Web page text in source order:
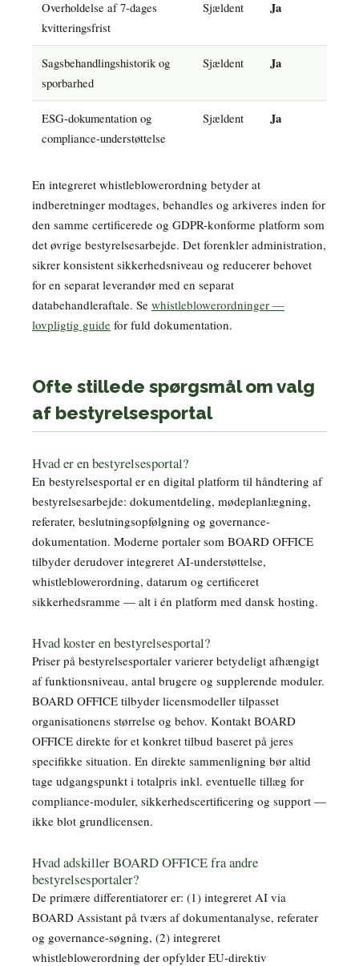
Overholdelse af 7-dages
kvitteringsfrist
Sjældent Ja
Sagsbehandlingshistorik og
sporbarhed
Sjældent Ja
ESG-dokumentation og
compliance-understøttelse
Sjældent Ja
En integreret whistleblowerordning betyder at
indberetninger modtages, behandles og arkiveres inden for
den samme certificerede og GDPR-konforme platform som
det øvrige bestyrelsesarbejde. Det forenkler administration,
sikrer konsistent sikkerhedsniveau og reducerer behovet
for en separat leverandør med en separat
databehandleraftale. Se whistleblowerordninger —
lovpligtig guide for fuld dokumentation.
Ofte stillede spørgsmål om valg
af bestyrelsesportal
Hvad er en bestyrelsesportal?
En bestyrelsesportal er en digital platform til håndtering af
bestyrelsesarbejde: dokumentdeling, mødeplanlægning,
referater, beslutningsopfølgning og governance-
dokumentation. Moderne portaler som BOARD OFFICE
tilbyder derudover integreret AI-understøttelse,
whistleblowerordning, datarum og certificeret
sikkerhedsramme — alt i én platform med dansk hosting.
Hvad koster en bestyrelsesportal?
Priser på bestyrelsesportaler varierer betydeligt afhængigt
af funktionsniveau, antal brugere og supplerende moduler.
BOARD OFFICE tilbyder licensmodeller tilpasset
organisationens størrelse og behov. Kontakt BOARD
OFFICE direkte for et konkret tilbud baseret på jeres
specifikke situation. En direkte sammenligning bør altid
tage udgangspunkt i totalpris inkl. eventuelle tillæg for
compliance-moduler, sikkerhedscertificering og support —
ikke blot grundlicensen.
Hvad adskiller BOARD OFFICE fra andre
bestyrelsesportaler?
De primære differentiatorer er: (1) integreret AI via
BOARD Assistant på tværs af dokumentanalyse, referater
og governance-søgning, (2) integreret
whistleblowerordning der opfylder EU-direktiv